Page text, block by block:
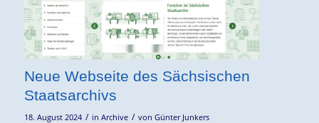
Neue Webseite des Sächsischen
Staatsarchivs
18. August 2024 / in Archive / von Günter Junkers